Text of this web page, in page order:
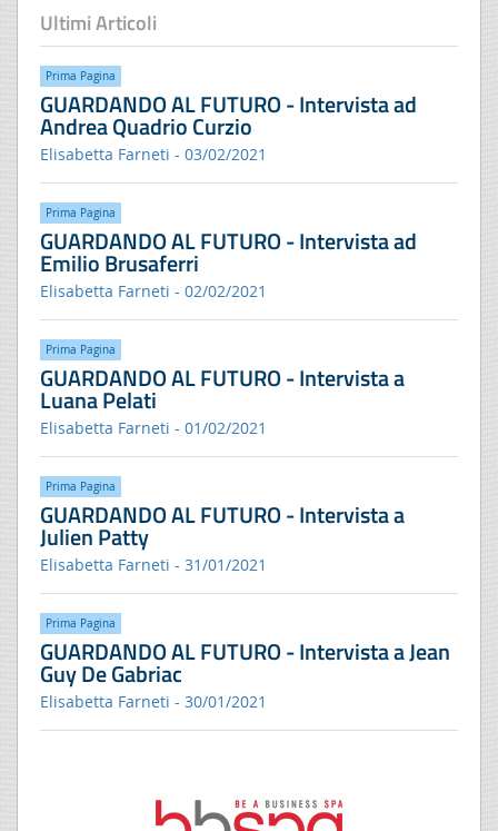
Ultimi Articoli
Prima Pagina
GUARDANDO AL FUTURO - Intervista ad
Andrea Quadrio Curzio
Elisabetta Farneti - 03/02/2021
Prima Pagina
GUARDANDO AL FUTURO - Intervista ad
Emilio Brusaferri
Elisabetta Farneti - 02/02/2021
Prima Pagina
GUARDANDO AL FUTURO - Intervista a
Luana Pelati
Elisabetta Farneti - 01/02/2021
Prima Pagina
GUARDANDO AL FUTURO - Intervista a
Julien Patty
Elisabetta Farneti - 31/01/2021
Prima Pagina
GUARDANDO AL FUTURO - Intervista a Jean
Guy De Gabriac
Elisabetta Farneti - 30/01/2021